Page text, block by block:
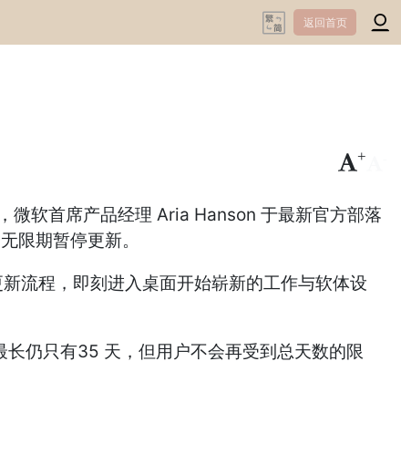
返回首页
+
软首席产品经理 Aria Hanson 于最新官方部落
限期暂停更新。
程，即刻进入桌面开始崭新的工作与软体设
仍只有35 天，但用户不会再受到总天数的限